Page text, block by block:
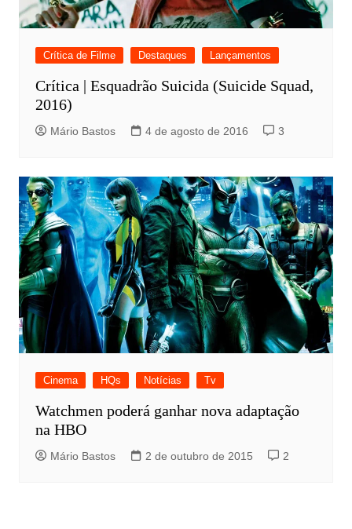
Crítica de Filme Destaques Lançamentos
Crítica | Esquadrão Suicida (Suicide Squad,
2016)
Mário Bastos 4 de agosto de 2016 3
Cinema HQs Notícias Tv
Watchmen poderá ganhar nova adaptação
na HBO
Mário Bastos 2 de outubro de 2015 2